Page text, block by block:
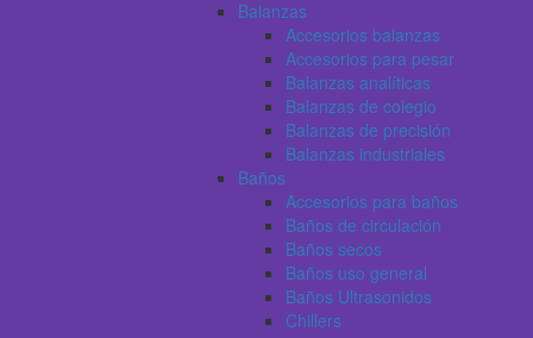
Balanzas
Accesorios balanzas
Accesorios para pesar
Balanzas analíticas
Balanzas de colegio
Balanzas de precisión
Balanzas industriales
Baños
Accesorios para baños
Baños de circulación
Baños secos
Baños uso general
Baños Ultrasonidos
Chillers